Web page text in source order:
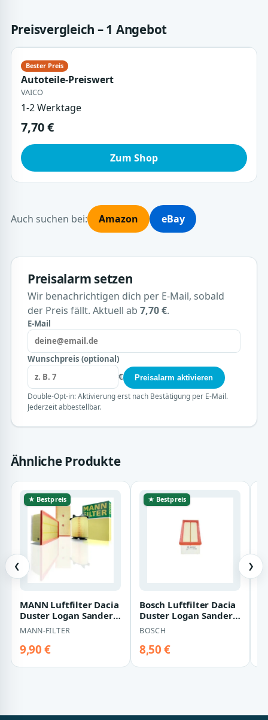
Preisvergleich – 1 Angebot
Autoteile-Preiswert
VAICO
1-2 Werktage
7,70 €
Zum Shop
Auch suchen bei: Amazon eBay
Preisalarm setzen
Wir benachrichtigen dich per E-Mail, sobald
der Preis fällt. Aktuell ab 7,70 €.
E-Mail
Wunschpreis (optional)
€
Preisalarm aktivieren
Double-Opt-in: Aktivierung erst nach Bestätigung per E-Mail.
Jederzeit abbestellbar.
Ähnliche Produkte
❮
★ Bestpreis
MANN Luftfilter Dacia
Duster Logan Sandero
Renault Logan 1,5 dCi
MANN-FILTER
9,90 €
★ Bestpreis
Bosch Luftfilter Dacia
Duster Logan Sandero
1,5
BOSCH
8,50 €
❯